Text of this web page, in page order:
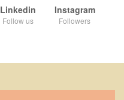
Instagram
Followers
Linkedin
Follow us